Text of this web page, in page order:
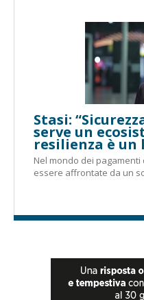
Stasi:
serve un
resilienza è un
Nel mondo dei
essere affrontate da un